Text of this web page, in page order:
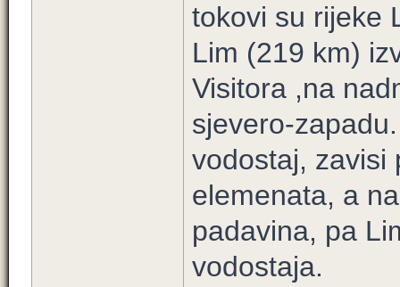
tokovi su rijeke
Lim (219 km)
Visitora ,na
sjevero-
vodostaj, zavisi
elemenata, a
padavina, pa
vodostaja.